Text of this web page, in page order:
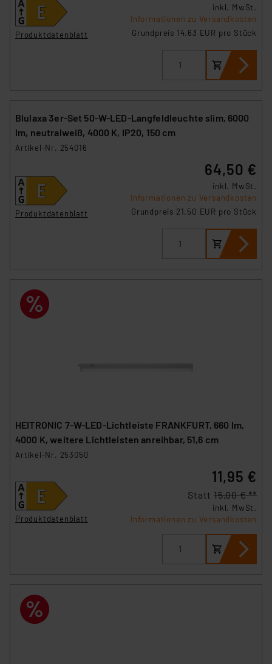
Produktdatenblatt
inkl. MwSt.
Informationen zu Versandkosten
Grundpreis 14.63 EUR pro Stück
Blulaxa 3er-Set 50-W-LED-Langfeldleuchte slim, 6000
lm, neutralweiß, 4000 K, IP20, 150 cm
Artikel-Nr. 254016
Produktdatenblatt
64,50 €
inkl. MwSt.
Informationen zu Versandkosten
Grundpreis 21.50 EUR pro Stück
HEITRONIC 7-W-LED-Lichtleiste FRANKFURT, 660 lm,
4000 K, weitere Lichtleisten anreihbar, 51,6 cm
Artikel-Nr. 253050
Produktdatenblatt
11,95 €
Statt 15,00 € **
inkl. MwSt.
Informationen zu Versandkosten